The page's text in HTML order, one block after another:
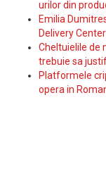
urilor din
Emilia
Delivery
Cheltuielile de
trebuie sa
Platformele
opera in